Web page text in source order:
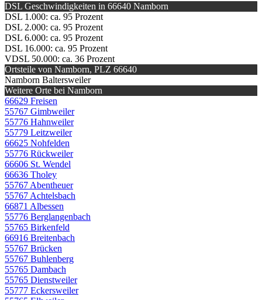
DSL Geschwindigkeiten in 66640 Namborn
DSL 1.000: ca. 95 Prozent
DSL 2.000: ca. 95 Prozent
DSL 6.000: ca. 95 Prozent
DSL 16.000: ca. 95 Prozent
VDSL 50.000: ca. 36 Prozent
Ortsteile von Namborn, PLZ 66640
Namborn Baltersweiler
Weitere Orte bei Namborn
66629 Freisen
55767 Gimbweiler
55776 Hahnweiler
55779 Leitzweiler
66625 Nohfelden
55776 Rückweiler
66606 St. Wendel
66636 Tholey
55767 Abentheuer
55767 Achtelsbach
66871 Albessen
55776 Berglangenbach
55765 Birkenfeld
66916 Breitenbach
55767 Brücken
55767 Buhlenberg
55765 Dambach
55765 Dienstweiler
55777 Eckersweiler